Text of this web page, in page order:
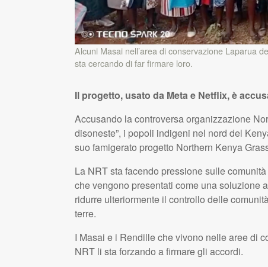
Alcuni Masai nell’area di conservazione Laparua
sta cercando di far firmare loro.
Il progetto, usato da Meta e Netflix, è
Accusando la controversa organizzazione
disoneste”, i popoli indigeni nel nord del
suo famigerato progetto Northern Kenya
La NRT sta facendo pressione sulle
che vengono presentati come una soluzione
ridurre ulteriormente il controllo delle
terre.
I Masai e i Rendille che vivono nelle aree di
NRT li sta forzando a firmare gli accordi.